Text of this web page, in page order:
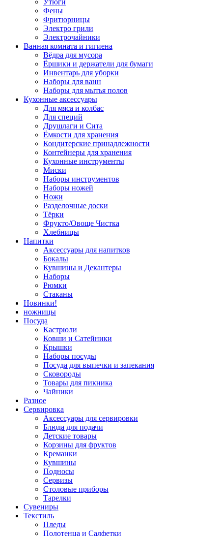
Утюги
Фены
Фритюрницы
Электро грили
Электрочайники
Ванная комната и гигиена
Вёдра для мусора
Ёршики и держатели для бумаги
Инвентарь для уборки
Наборы для ванн
Наборы для мытья полов
Кухонные аксессуары
Для мяса и колбас
Для специй
Друшлаги и Сита
Ёмкости для хранения
Кондитерские принадлежности
Контейнеры для хранения
Кухонные инструменты
Миски
Наборы инструментов
Наборы ножей
Ножи
Разделочные доски
Тёрки
Фрукто/Овоще Чистка
Хлебницы
Напитки
Аксессуары для напитков
Бокалы
Кувшины и Декантеры
Наборы
Рюмки
Стаканы
Новинки!
ножницы
Посуда
Кастрюли
Ковши и Сатейники
Крышки
Наборы посуды
Посуда для выпечки и запекания
Сковороды
Товары для пикника
Чайники
Разное
Сервировка
Аксессуары для сервировки
Блюда для подачи
Детские товары
Корзины для фруктов
Креманки
Кувшины
Подносы
Сервизы
Столовые приборы
Тарелки
Сувениры
Текстиль
Пледы
Полотенца и Салфетки